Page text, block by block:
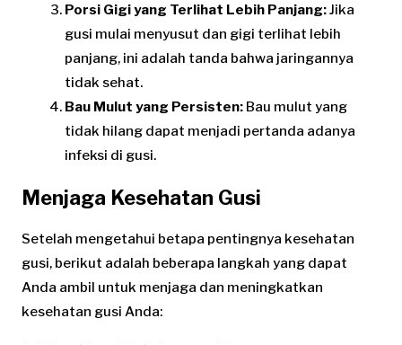
Porsi Gigi yang Terlihat Lebih Panjang:Jika
gusi mulai menyusut dan gigi terlihat lebih
panjang, ini adalah tanda bahwa jaringannya
tidak sehat.
Bau Mulut yang Persisten: Bau mulut yang
tidak hilang dapat menjadi pertanda adanya
infeksi di gusi.
Menjaga Kesehatan Gusi
Setelah mengetahui betapa pentingnya kesehatan
gusi, berikut adalah beberapa langkah yang dapat
Anda ambil untuk menjaga dan meningkatkan
kesehatan gusi Anda: